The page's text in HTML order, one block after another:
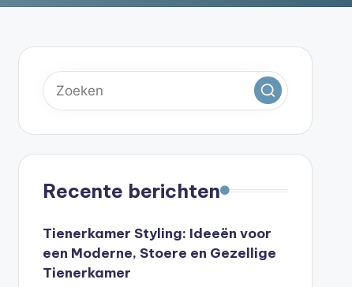
Recente berichten
Tienerkamer Styling: Ideeën voor
een Moderne, Stoere en Gezellige
Tienerkamer